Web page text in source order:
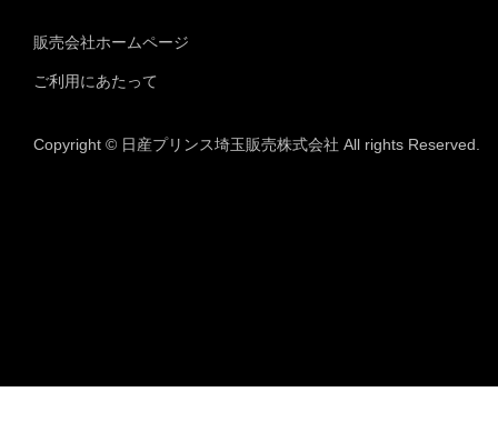
販売会社ホームページ
ご利用にあたって
Copyright © 日産プリンス埼玉販売株式会社 All rights Reserved.